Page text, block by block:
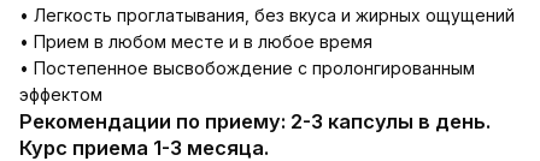
• Легкость проглатывания, без вкуса и жирных ощущений
• Прием в любом месте и в любое время
• Постепенное высвобождение с пролонгированным
эффектом
Рекомендации по приему: 2-3 капсулы в день.
Курс приема 1-3 месяца.